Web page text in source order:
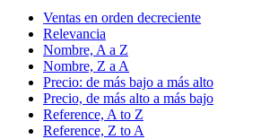
Ventas en orden decreciente
Relevancia
Nombre, A a Z
Nombre, Z a A
Precio: de más bajo a más alto
Precio, de más alto a más bajo
Reference, A to Z
Reference, Z to A